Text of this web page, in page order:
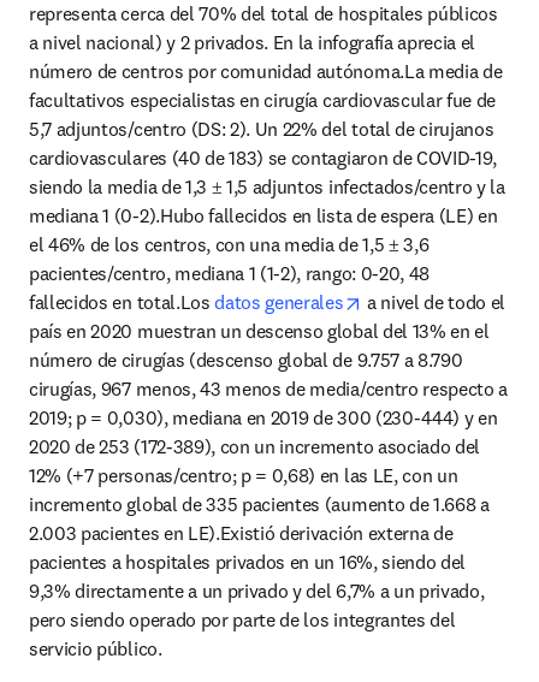
representa cerca del 70% del total de hospitales públicos
a nivel nacional) y 2 privados. En la infografía aprecia el
número de centros por comunidad autónoma.La media de
facultativos especialistas en cirugía cardiovascular fue de
5,7 adjuntos/centro (DS: 2). Un 22% del total de cirujanos
cardiovasculares (40 de 183) se contagiaron de COVID-19,
siendo la media de 1,3 ± 1,5 adjuntos infectados/centro y la
mediana 1 (0-2).Hubo fallecidos en lista de espera (LE) en
el 46% de los centros, con una media de 1,5 ± 3,6
pacientes/centro, mediana 1 (1-2), rango: 0-20, 48
fallecidos en total.Los datos generales opens in new tab/
a nivel de todo el
país en 2020 muestran un descenso global del 13% en el
número de cirugías (descenso global de 9.757 a 8.790
cirugías, 967 menos, 43 menos de media/centro respecto a
2019; p = 0,030), mediana en 2019 de 300 (230-444) y en
2020 de 253 (172-389), con un incremento asociado del
12% (+7 personas/centro; p = 0,68) en las LE, con un
incremento global de 335 pacientes (aumento de 1.668 a
2.003 pacientes en LE).Existió derivación externa de
pacientes a hospitales privados en un 16%, siendo del
9,3% directamente a un privado y del 6,7% a un privado,
pero siendo operado por parte de los integrantes del
servicio público.